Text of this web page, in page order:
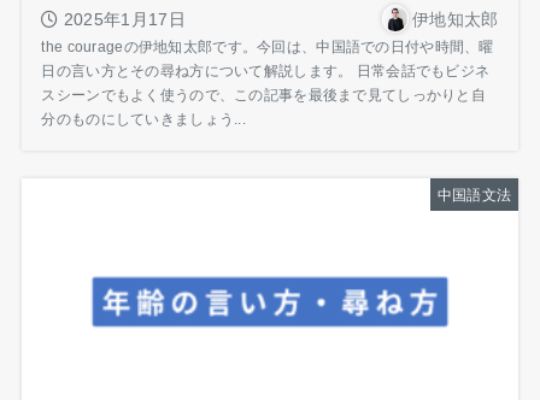
2025年1月17日 伊地知太郎
the courageの伊地知太郎です。今回は、中国語での日付や時間、曜
日の言い方とその尋ね方について解説します。 日常会話でもビジネ
スシーンでもよく使うので、この記事を最後まで見てしっかりと自
分のものにしていきましょう...
中国語文法